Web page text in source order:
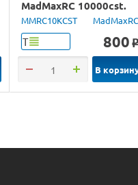
MadMaxRC 10000cst.
100ml.
MMRC10KCST MadMaxRC
Т 800 o
В